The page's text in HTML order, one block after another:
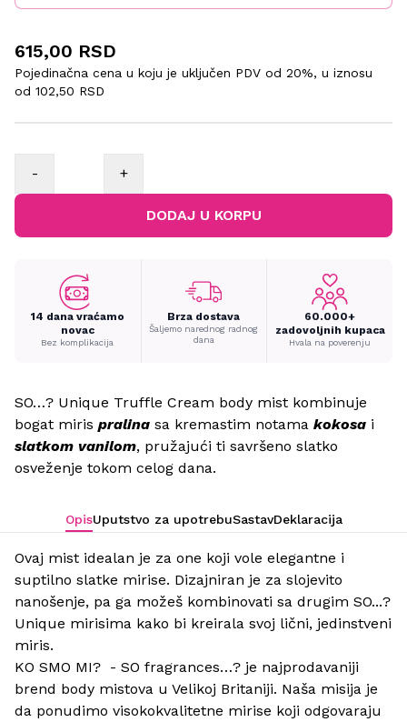
615,00 RSD
Pojedinačna cena u koju je uključen PDV od 20%, u iznosu
od 102,50 RSD
- +
DODAJ U KORPU
14 dana vraćamo
novac
Bez komplikacija
Brza dostava
Šaljemo narednog radnog
dana
60.000+
zadovoljnih kupaca
Hvala na poverenju
SO…? Unique Truffle Cream body mist kombinuje
bogat miris pralina sa kremastim notama kokosa i
slatkom vanilom, pružajući ti savršeno slatko
osveženje tokom celog dana.
OpisUputstvo za upotrebuSastavDeklaracija
Ovaj mist idealan je za one koji vole elegantne i
suptilno slatke mirise. Dizajniran je za slojevito
nanošenje, pa ga možeš kombinovati sa drugim SO...?
Unique mirisima kako bi kreirala svoj lični, jedinstveni
miris.
KO SMO MI? - SO fragrances…? je najprodavaniji
brend body mistova u Velikoj Britaniji. Naša misija je
da ponudimo visokokvalitetne mirise koji odgovaraju